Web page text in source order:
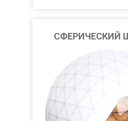
СФЕРИЧЕСКИЙ